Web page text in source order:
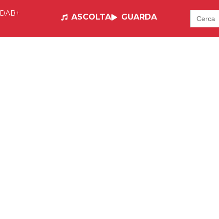
DAB+ ASCOLTA GUARDA Search
for: